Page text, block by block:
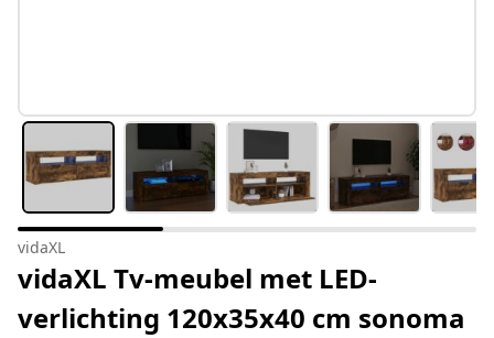
vidaXL
vidaXL Tv-meubel met LED-
verlichting 120x35x40 cm sonoma